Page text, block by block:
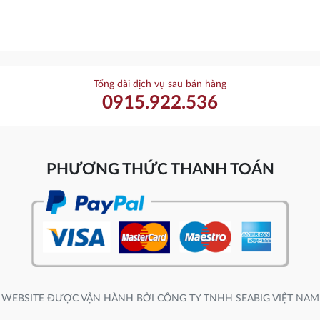
Tổng đài dịch vụ sau bán hàng
0915.922.536
PHƯƠNG THỨC THANH TOÁN
WEBSITE ĐƯỢC VẬN HÀNH BỞI CÔNG TY TNHH SEABIG VIỆT NAM